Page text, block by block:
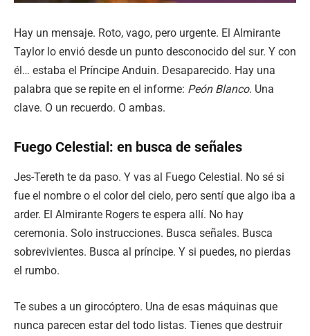
Hay un mensaje. Roto, vago, pero urgente. El Almirante
Taylor lo envió desde un punto desconocido del sur. Y con
él… estaba el Príncipe Anduin. Desaparecido. Hay una
palabra que se repite en el informe: Peón Blanco. Una
clave. O un recuerdo. O ambas.
Fuego Celestial: en busca de señales
Jes-Tereth te da paso. Y vas al Fuego Celestial. No sé si
fue el nombre o el color del cielo, pero sentí que algo iba a
arder. El Almirante Rogers te espera allí. No hay
ceremonia. Solo instrucciones. Busca señales. Busca
sobrevivientes. Busca al príncipe. Y si puedes, no pierdas
el rumbo.
Te subes a un girocóptero. Una de esas máquinas que
nunca parecen estar del todo listas. Tienes que destruir